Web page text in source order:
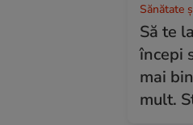
Sănătate
Să te
începi
mai
mult.